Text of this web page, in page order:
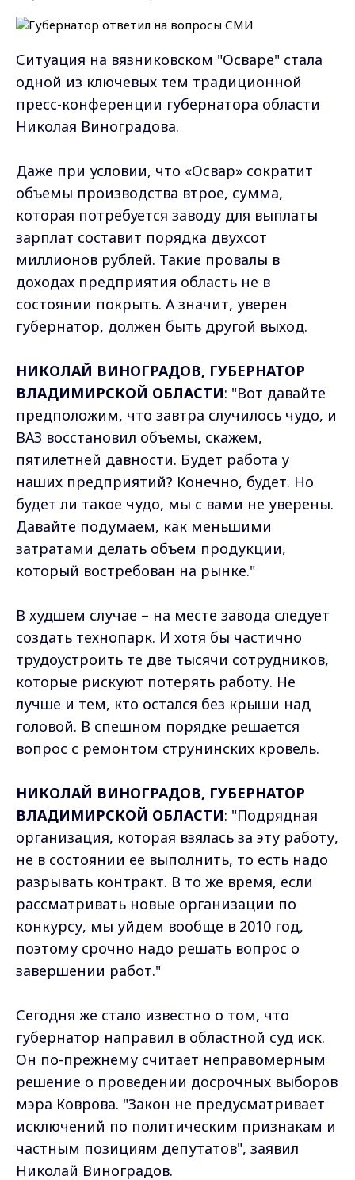
Ситуация на вязниковском "Осваре" стала
одной из ключевых тем традиционной
пресс-конференции губернатора области
Николая Виноградова.
Даже при условии, что «Освар» сократит
объемы производства втрое, сумма,
которая потребуется заводу для выплаты
зарплат составит порядка двухсот
миллионов рублей. Такие провалы в
доходах предприятия область не в
состоянии покрыть. А значит, уверен
губернатор, должен быть другой выход.
НИКОЛАЙ ВИНОГРАДОВ, ГУБЕРНАТОР
ВЛАДИМИРСКОЙ ОБЛАСТИ: "Вот давайте
предположим, что завтра случилось чудо, и
ВАЗ восстановил объемы, скажем,
пятилетней давности. Будет работа у
наших предприятий? Конечно, будет. Но
будет ли такое чудо, мы с вами не уверены.
Давайте подумаем, как меньшими
затратами делать объем продукции,
который востребован на рынке."
В худшем случае – на месте завода следует
создать технопарк. И хотя бы частично
трудоустроить те две тысячи сотрудников,
которые рискуют потерять работу. Не
лучше и тем, кто остался без крыши над
головой. В спешном порядке решается
вопрос с ремонтом cтрунинских кровель.
НИКОЛАЙ ВИНОГРАДОВ, ГУБЕРНАТОР
ВЛАДИМИРСКОЙ ОБЛАСТИ: "Подрядная
организация, которая взялась за эту работу,
не в состоянии ее выполнить, то есть надо
разрывать контракт. В то же время, если
рассматривать новые организации по
конкурсу, мы уйдем вообще в 2010 год,
поэтому срочно надо решать вопрос о
завершении работ."
Сегодня же стало известно о том, что
губернатор направил в областной суд иск.
Он по-прежнему считает неправомерным
решение о проведении досрочных выборов
мэра Коврова. "Закон не предусматривает
исключений по политическим признакам и
частным позициям депутатов", заявил
Николай Виноградов.